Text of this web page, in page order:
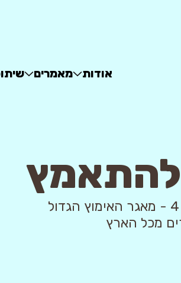
אודות מאמרים
להתאמץ
אלפי בעלי חיים מחכים לכם ביד 4 - מאגר האימוץ הגדול
מכל הארץ